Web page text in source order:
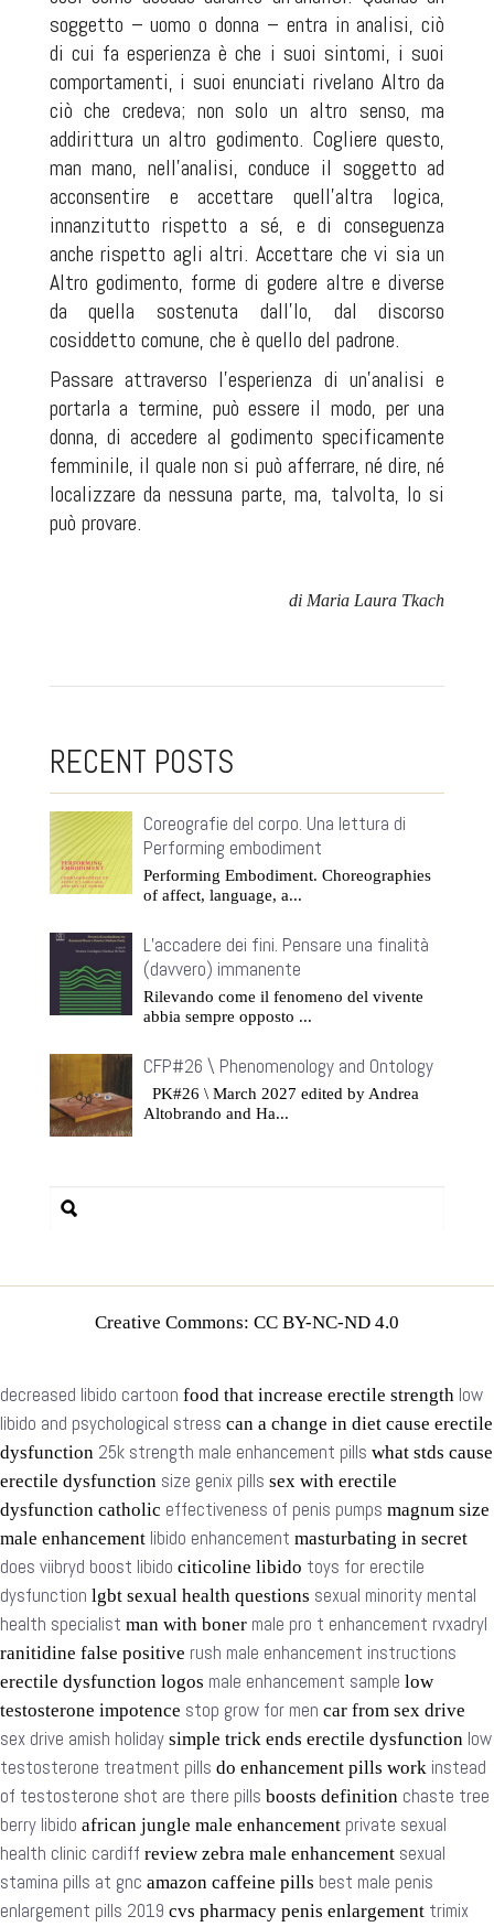
soggetto – uomo o donna – entra in analisi, ciò
di cui fa esperienza è che i suoi sintomi, i suoi
comportamenti, i suoi enunciati rivelano Altro da
ciò che credeva; non solo un altro senso, ma
addirittura un altro godimento. Cogliere questo,
man mano, nell’analisi, conduce il soggetto ad
acconsentire e accettare quell’altra logica,
innanzitutto rispetto a sé, e di conseguenza
anche rispetto agli altri. Accettare che vi sia un
Altro godimento, forme di godere altre e diverse
da quella sostenuta dall’Io, dal discorso
cosiddetto comune, che è quello del padrone.
Passare attraverso l’esperienza di un’analisi e
portarla a termine, può essere il modo, per una
donna, di accedere al godimento specificamente
femminile, il quale non si può afferrare, né dire, né
localizzare da nessuna parte, ma, talvolta, lo si
può provare.
di Maria Laura Tkach
RECENT POSTS
Coreografie del corpo. Una lettura di
Performing embodiment
Performing Embodiment. Choreographies
of affect, language, a...
L’accadere dei fini. Pensare una finalità
(davvero) immanente
Rilevando come il fenomeno del vivente
abbia sempre opposto ...
CFP#26 \ Phenomenology and Ontology
PK#26 \ March 2027 edited by Andrea
Altobrando and Ha...
Creative Commons: CC BY-NC-ND 4.0
decreased libido cartoon food that increase erectile strength low
libido and psychological stress can a change in diet cause erectile
dysfunction 25k strength male enhancement pills what stds cause
erectile dysfunction size genix pills sex with erectile
dysfunction catholic effectiveness of penis pumps magnum size
male enhancement libido enhancement masturbating in secret
does viibryd boost libido citicoline libido toys for erectile
dysfunction lgbt sexual health questions sexual minority mental
health specialist man with boner male pro t enhancement rvxadryl
ranitidine false positive rush male enhancement instructions
erectile dysfunction logos male enhancement sample low
testosterone impotence stop grow for men car from sex drive
sex drive amish holiday simple trick ends erectile dysfunction low
testosterone treatment pills do enhancement pills work instead
of testosterone shot are there pills boosts definition chaste tree
berry libido african jungle male enhancement private sexual
health clinic cardiff review zebra male enhancement sexual
stamina pills at gnc amazon caffeine pills best male penis
enlargement pills 2019 cvs pharmacy penis enlargement trimix